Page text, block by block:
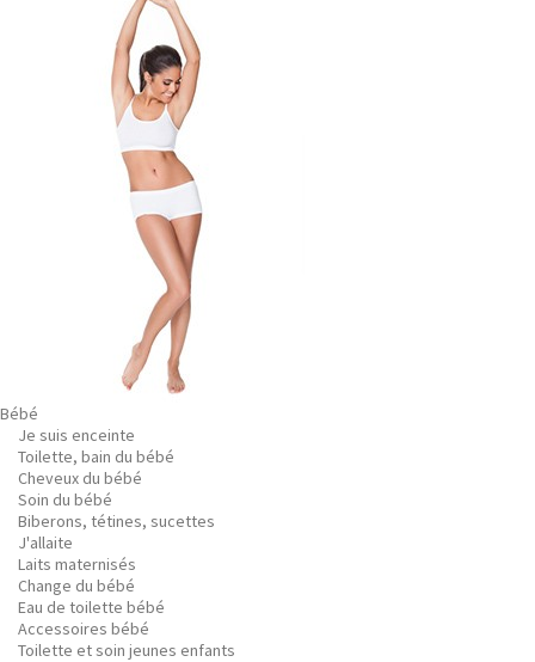
Bébé
Je suis enceinte
Toilette, bain du bébé
Cheveux du bébé
Soin du bébé
Biberons, tétines, sucettes
J'allaite
Laits maternisés
Change du bébé
Eau de toilette bébé
Accessoires bébé
Toilette et soin jeunes enfants